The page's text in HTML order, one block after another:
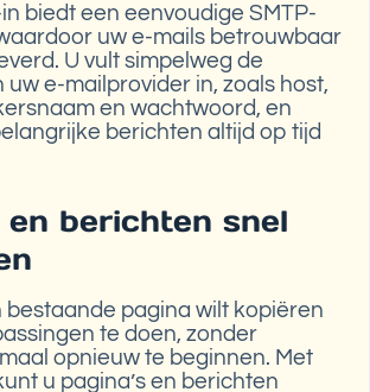
biedt een eenvoudige SMTP-
uw e-mails betrouwbaar
U vult simpelweg de
uw e-mailprovider in, zoals host,
en wachtwoord, en
berichten altijd op tijd
en berichten snel
bestaande pagina wilt kopiëren
te doen, zonder
opnieuw te beginnen. Met
u pagina’s en berichten